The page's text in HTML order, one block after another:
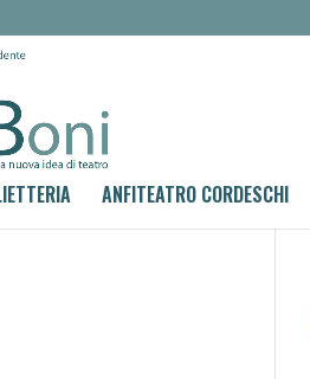
ANFITEATRO CORDESCHI